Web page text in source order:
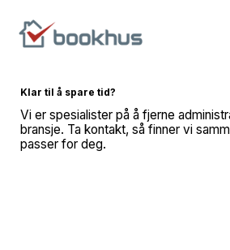
Klar til å spare tid?
Vi er spesialister på å fjerne
bransje. Ta kontakt, så finner vi
passer for deg.